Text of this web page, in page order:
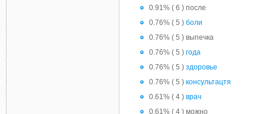
0.91% ( 6 ) после
0.76% ( 5 ) боли
0.76% ( 5 ) выпечка
0.76% ( 5 ) года
0.76% ( 5 ) здоровье
0.76% ( 5 ) консультацтя
0.61% ( 4 ) врач
0.61% ( 4 ) можно